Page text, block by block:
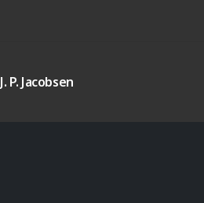
J. P. Jacobsen